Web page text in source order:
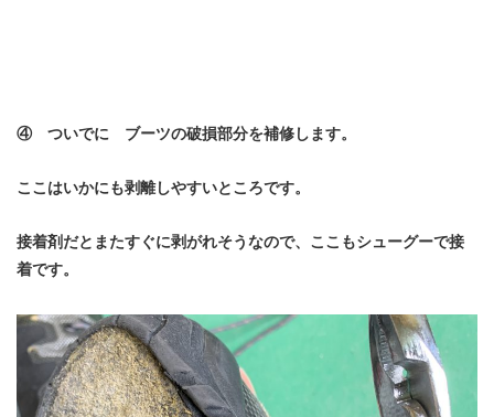
④ ついでに ブーツの破損部分を補修します。
ここはいかにも剥離しやすいところです。
接着剤だとまたすぐに剥がれそうなので、ここもシューグーで接
着です。